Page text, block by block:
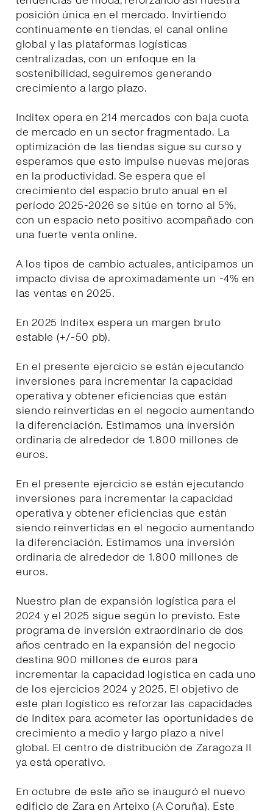
posición única en el mercado. Invirtiendo
continuamente en tiendas, el canal online
global y las plataformas logísticas
centralizadas, con un enfoque en la
sostenibilidad, seguiremos generando
crecimiento a largo plazo.
Inditex opera en 214 mercados con baja cuota
de mercado en un sector fragmentado. La
optimización de las tiendas sigue su curso y
esperamos que esto impulse nuevas mejoras
en la productividad. Se espera que el
crecimiento del espacio bruto anual en el
período 2025-2026 se sitúe en torno al 5%,
con un espacio neto positivo acompañado con
una fuerte venta online.
A los tipos de cambio actuales, anticipamos un
impacto divisa de aproximadamente un -4% en
las ventas en 2025.
En 2025 Inditex espera un margen bruto
estable (+/-50 pb).
En el presente ejercicio se están ejecutando
inversiones para incrementar la capacidad
operativa y obtener eficiencias que están
siendo reinvertidas en el negocio aumentando
la diferenciación. Estimamos una inversión
ordinaria de alrededor de 1.800 millones de
euros.
En el presente ejercicio se están ejecutando
inversiones para incrementar la capacidad
operativa y obtener eficiencias que están
siendo reinvertidas en el negocio aumentando
la diferenciación. Estimamos una inversión
ordinaria de alrededor de 1.800 millones de
euros.
Nuestro plan de expansión logística para el
2024 y el 2025 sigue según lo previsto. Este
programa de inversión extraordinario de dos
años centrado en la expansión del negocio
destina 900 millones de euros para
incrementar la capacidad logística en cada uno
de los ejercicios 2024 y 2025. El objetivo de
este plan logístico es reforzar las capacidades
de Inditex para acometer las oportunidades de
crecimiento a medio y largo plazo a nivel
global. El centro de distribución de Zaragoza II
ya está operativo.
En octubre de este año se inauguró el nuevo
edificio de Zara en Arteixo (A Coruña). Este